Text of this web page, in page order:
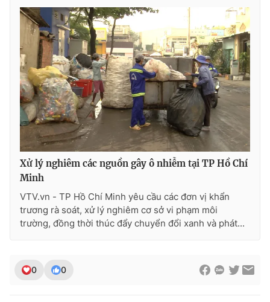
Xử lý nghiêm các nguồn gây ô nhiễm tại TP Hồ Chí
Minh
VTV.vn - TP Hồ Chí Minh yêu cầu các đơn vị khẩn
trương rà soát, xử lý nghiêm cơ sở vi phạm môi
trường, đồng thời thúc đẩy chuyển đổi xanh và phát...
0 0